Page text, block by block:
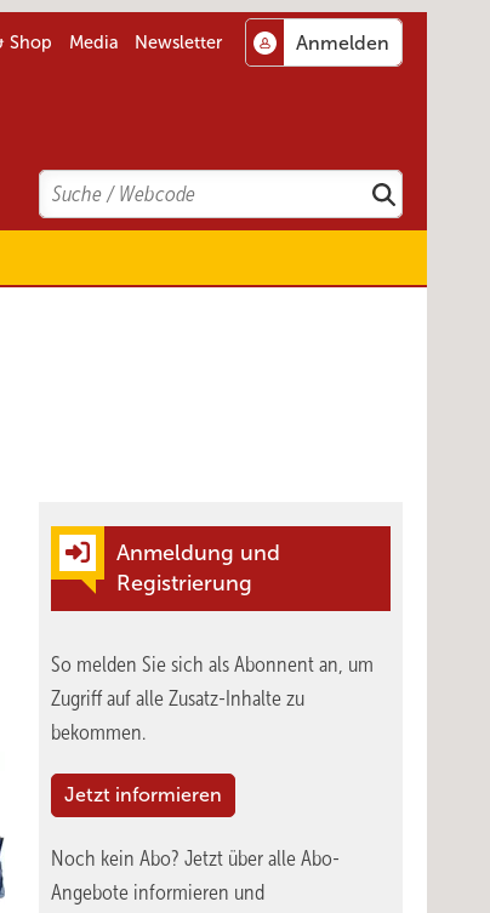
Shop Media Newsletter
Search
Suchen
Anmeldung und
Registrierung
So melden Sie sich als Abonnent an, um
Zugriff auf alle Zusatz-Inhalte zu
bekommen.
Jetzt informieren
Noch kein Abo? Jetzt über alle Abo-
Angebote informieren und